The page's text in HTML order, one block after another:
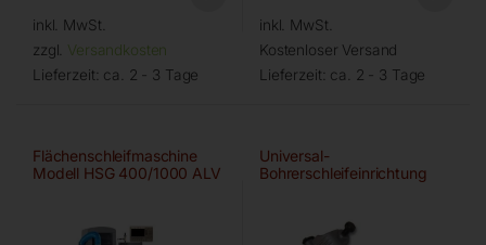
inkl. MwSt.
zzgl. Versandkosten
Lieferzeit: ca. 2 - 3 Tage
inkl. MwSt.
Kostenloser Versand
Lieferzeit: ca. 2 - 3 Tage
Flächenschleifmaschine
Modell HSG 400/1000 ALV
Universal-
Bohrerschleifeinrichtung